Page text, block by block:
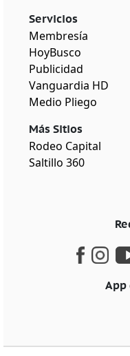
Servicios
Membresía
HoyBusco
Publicidad
Vanguardia HD
Medio Pliego
Más Sitios
Rodeo Capital
Saltillo 360
App